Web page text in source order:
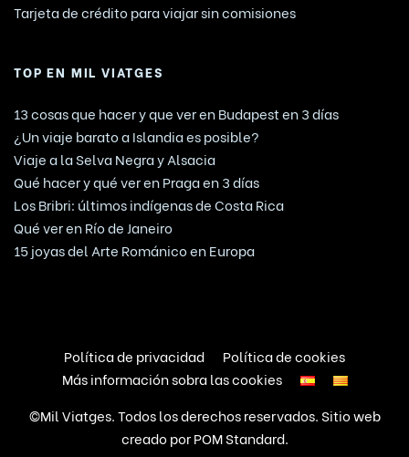
Tarjeta de crédito para viajar sin comisiones
TOP EN MIL VIATGES
13 cosas que hacer y que ver en Budapest en 3 días
¿Un viaje barato a Islandia es posible?
Viaje a la Selva Negra y Alsacia
Qué hacer y qué ver en Praga en 3 días
Los Bribri: últimos indígenas de Costa Rica
Qué ver en Río de Janeiro
15 joyas del Arte Románico en Europa
Política de privacidad
Política de cookies
Más información sobra las cookies
©Mil Viatges. Todos los derechos reservados. Sitio web
creado porPOM Standard.